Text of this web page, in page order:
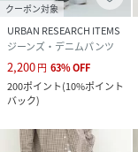
クーポン対象
URBAN RESEARCH ITEMS
ジーンズ・デニムパンツ
2,200円 63%OFF
200ポイント(10%ポイント
バック)